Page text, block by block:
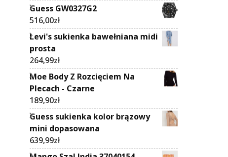
Guess GW0327G2
516,00zł
Levi's sukienka bawełniana midi
prosta
264,99zł
Moe Body Z Rozcięciem Na
Plecach - Czarne
189,90zł
Guess sukienka kolor brązowy
mini dopasowana
639,99zł